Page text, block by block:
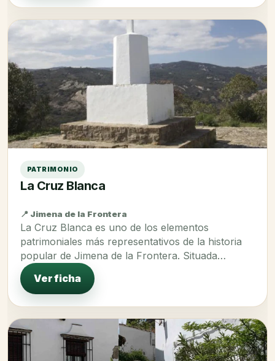
PATRIMONIO
La Cruz Blanca
📍 Jimena de la Frontera
La Cruz Blanca es uno de los elementos
patrimoniales más representativos de la historia
popular de Jimena de la Frontera. Situada…
Ver ficha